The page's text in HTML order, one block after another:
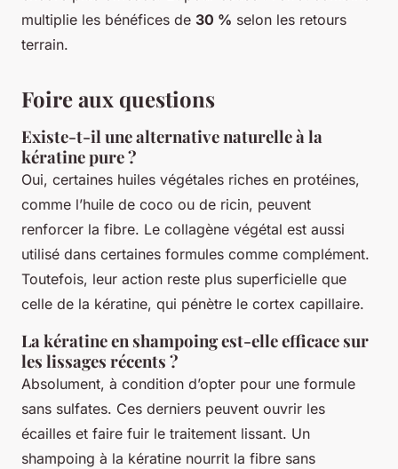
multiplie les bénéfices de 30 % selon les retours
terrain.
Foire aux questions
Existe-t-il une alternative naturelle à la
kératine pure ?
Oui, certaines huiles végétales riches en protéines,
comme l’huile de coco ou de ricin, peuvent
renforcer la fibre. Le collagène végétal est aussi
utilisé dans certaines formules comme complément.
Toutefois, leur action reste plus superficielle que
celle de la kératine, qui pénètre le cortex capillaire.
La kératine en shampoing est-elle efficace sur
les lissages récents ?
Absolument, à condition d’opter pour une formule
sans sulfates. Ces derniers peuvent ouvrir les
écailles et faire fuir le traitement lissant. Un
shampoing à la kératine nourrit la fibre sans